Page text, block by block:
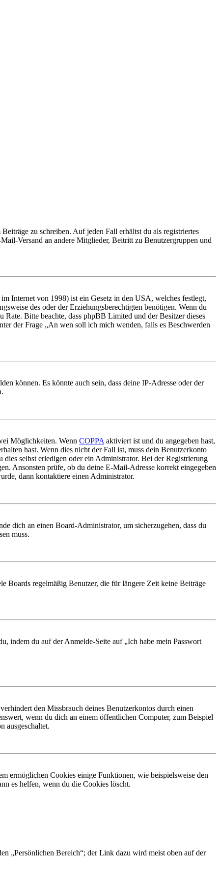
zu schreiben. Auf jeden Fall erhältst du als registriertes
Versand an andere Mitglieder, Beitritt zu Benutzergruppen und
Internet von 1998) ist ein Gesetz in den USA, welches festlegt,
des oder der Erziehungsberechtigten benötigen. Wenn du
Bitte beachte, dass phpBB Limited und der Besitzer dieses
der Frage „An wen soll ich mich wenden, falls es Beschwerden
können. Es könnte auch sein, dass deine IP-Adresse oder der
Möglichkeiten. Wenn COPPA aktiviert ist und du angegeben hast,
hast. Wenn dies nicht der Fall ist, muss dein Benutzerkonto
selbst erledigen oder ein Administrator. Bei der Registrierung
Ansonsten prüfe, ob du deine E-Mail-Adresse korrekt eingegeben
dann kontaktiere einen Administrator.
dich an einen Board-Administrator, um sicherzugehen, dass du
muss.
Boards regelmäßig Benutzer, die für längere Zeit keine Beiträge
indem du auf der Anmelde-Seite auf „Ich habe mein Passwort
den Missbrauch deines Benutzerkontos durch einen
wenn du dich an einem öffentlichen Computer, zum Beispiel
ausgeschaltet.
ermöglichen Cookies einige Funktionen, wie beispielsweise den
es helfen, wenn du die Cookies löscht.
„Persönlichen Bereich“; der Link dazu wird meist oben auf der